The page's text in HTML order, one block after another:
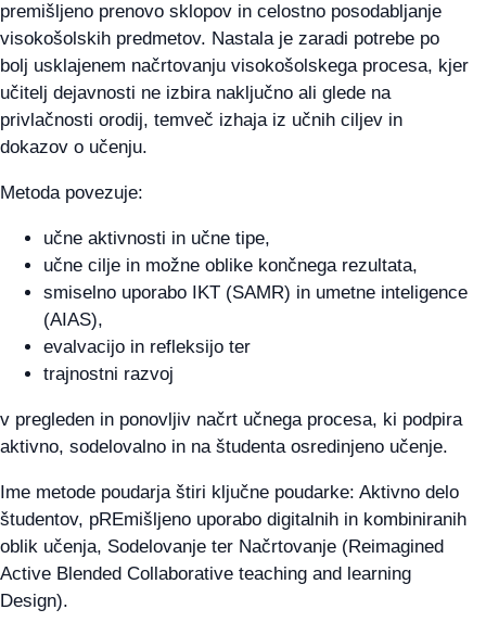
premišljeno prenovo sklopov in celostno posodabljanje
visokošolskih predmetov. Nastala je zaradi potrebe po
bolj usklajenem načrtovanju visokošolskega procesa, kjer
učitelj dejavnosti ne izbira naključno ali glede na
privlačnosti orodij, temveč izhaja iz učnih ciljev in
dokazov o učenju.
Metoda povezuje:
učne aktivnosti in učne tipe,
učne cilje in možne oblike končnega rezultata,
smiselno uporabo IKT (SAMR) in umetne inteligence
(AIAS),
evalvacijo in refleksijo ter
trajnostni razvoj
v pregleden in ponovljiv načrt učnega procesa, ki podpira
aktivno, sodelovalno in na študenta osredinjeno učenje.
Ime metode poudarja štiri ključne poudarke: Aktivno delo
študentov, pREmišljeno uporabo digitalnih in kombiniranih
oblik učenja, Sodelovanje ter Načrtovanje (Reimagined
Active Blended Collaborative teaching and learning
Design).